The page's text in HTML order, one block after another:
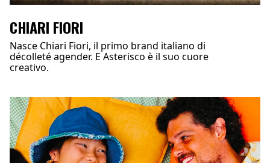
CHIARI FIORI
Nasce Chiari Fiori, il primo brand italiano di
décolleté agender. E Asterisco è il suo cuore
creativo.